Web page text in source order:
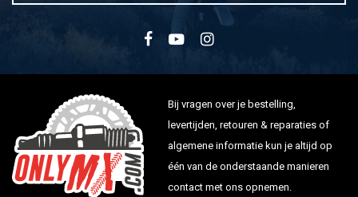
Bij vragen over je bestelling,
levertijden, retouren & reparaties of
algemene informatie kun je altijd op
één van de onderstaande manieren
contact met ons opnemen.